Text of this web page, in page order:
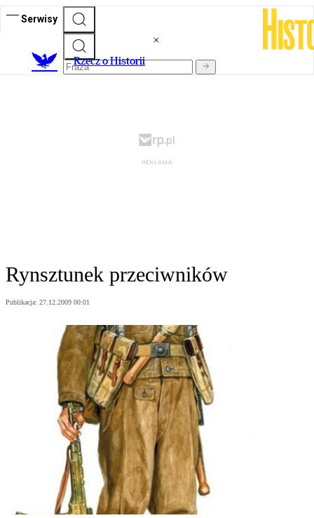
Serwisy
Rzecz o Historii
Rynsztunek przeciwników
Publikacja: 27.12.2009 00:01